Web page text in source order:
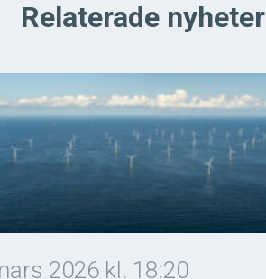
Relaterade nyheter
2026 kl. 18:20